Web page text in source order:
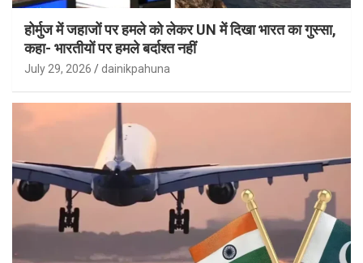
होर्मुज में जहाजों पर हमले को लेकर UN में दिखा भारत का गुस्सा,
कहा- भारतीयों पर हमले बर्दाश्त नहीं
July 29, 2026 dainikpahuna